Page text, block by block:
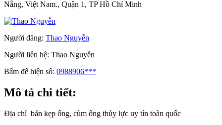
Nẵng, Việt Nam., Quận 1, TP Hồ Chí Minh
Người đăng: Thao Nguyễn
Người liên hệ: Thao Nguyễn
Bấm để hiện số: 0988906***
Mô tả chi tiết:
Địa chỉ bán kẹp ống, cùm ống thủy lực uy tín toàn quốc